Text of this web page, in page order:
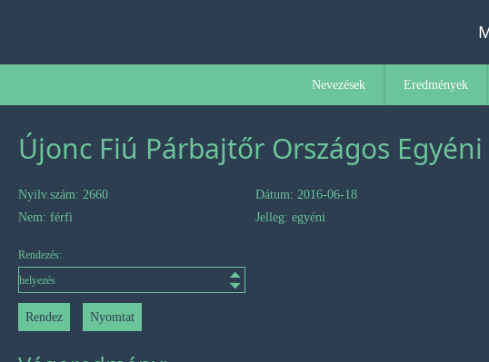
Nevezések Eredmények
Újonc Fiú Párbajtőr Országos
Nyilv.szám: 2660 Dátum: 2016-06-18
Nem: férfi
Jelleg: egyéni
Rendezés: